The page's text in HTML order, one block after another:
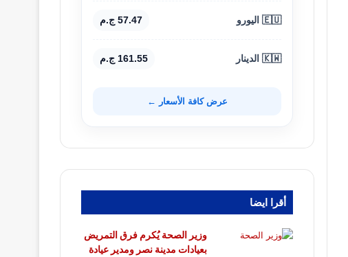
🇪🇺 اليورو 57.47 ج.م
🇰🇼 الدينار 161.55 ج.م
عرض كافة الأسعار ←
أقرا ايضا
وزير الصحة يُكرم فرق التمريض
بعيادات مدينة نصر ومدير عيادة